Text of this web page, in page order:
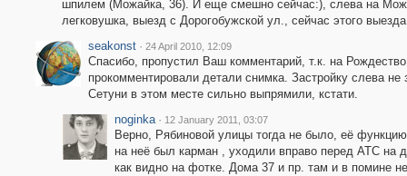
шпилем (Можайка, 36). И еще смешно сейчас:), слева на
легковушка, выезд с Дорогобужской ул., сейчас этого
seakonst · 24 April 2010, 12:09
Спасибо, пропустил Ваш комментарий, т.к. на
прокомментировали детали снимка. Застройку слева
Сетуни в этом месте сильно выпрямили, кстати.
noginka · 12 January 2011, 03:07
Верно, Рябиновой улицы тогда не было, её
на неё был карман , уходили вправо перед АТС на
как видно на фотке. Дома 37 и пр. там и в помине